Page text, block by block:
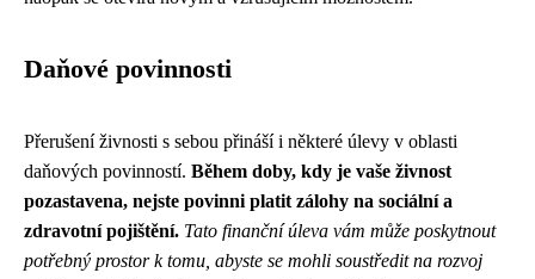
Daňové povinnosti
Přerušení živnosti s sebou přináší i některé úlevy v oblasti
daňových povinností. Během doby, kdy je vaše živnost
pozastavena, nejste povinni platit zálohy na sociální a
zdravotní pojištění. Tato finanční úleva vám může poskytnout
potřebný prostor k tomu, abyste se mohli soustředit na rozvoj